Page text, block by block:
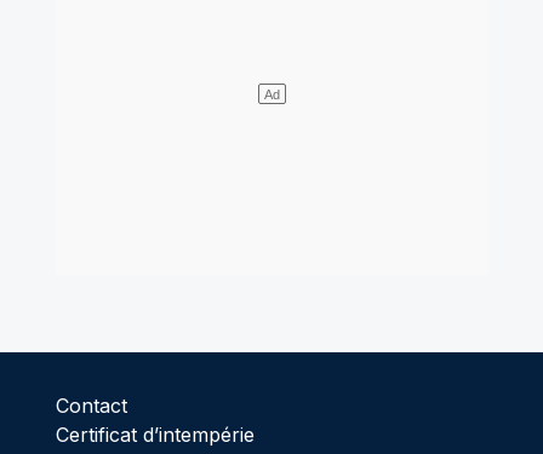
Contact
Certificat d’intempérie